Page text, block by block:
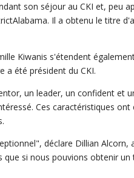
son séjour au CKI et, peu
Il a obtenu le titre
Kiwanis s'étendent
a été président du CKI.
un leader, un confident et
Ces caractéristiques
déclare Dillian
que si nous pouvions obtenir